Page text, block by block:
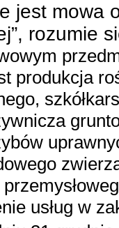
jest mowa
rozumie
produkcja
usług w